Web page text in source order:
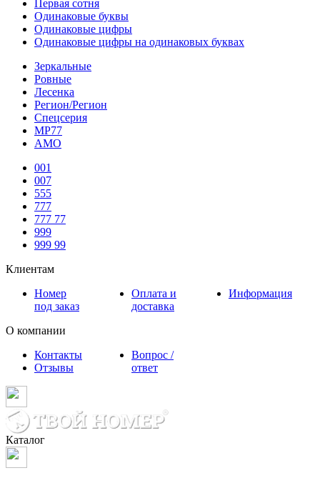
Первая сотня
Одинаковые буквы
Одинаковые цифры
Одинаковые цифры на одинаковых буквах
Зеркальные
Ровные
Лесенка
Регион/Регион
Спецсерия
МР77
АМО
001
007
555
777
777 77
999
999 99
Клиентам
Номер
под заказ
Оплата и
доставка
Информация
О компании
Контакты
Отзывы
Вопрос /
ответ
Каталог